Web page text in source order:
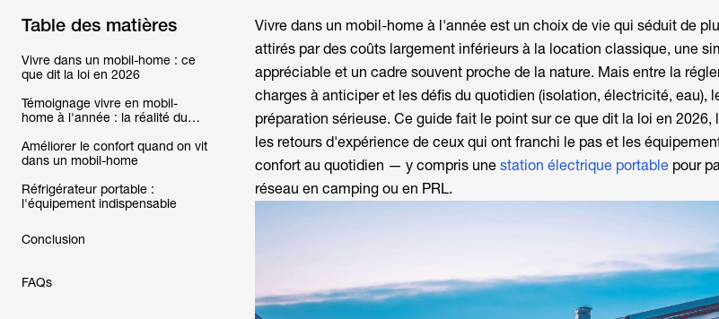
Table des matières
Vivre dans un mobil-home : ce
que dit la loi en 2026
Témoignage vivre en mobil-
home à l'année : la réalité du
Améliorer le confort quand on vit
dans un mobil-home
Réfrigérateur portable :
l'équipement indispensable
Conclusion
FAQs
Vivre dans un mobil-home à l'année est un choix de vie qui séduit de
attirés par des coûts largement inférieurs à la location classique, une
appréciable et un cadre souvent proche de la nature. Mais entre la
charges à anticiper et les défis du quotidien (isolation, électricité, eau),
préparation sérieuse. Ce guide fait le point sur ce que dit la loi en 2026,
les retours d'expérience de ceux qui ont franchi le pas et les
confort au quotidien — y compris une station électrique portablepour
réseau en camping ou en PRL.